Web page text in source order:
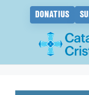
DONATIUS